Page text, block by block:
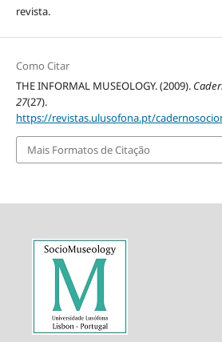
revista.
Como Citar
THE INFORMAL MUSEOLOGY. (2009).
27(27).
https://revistas.ulusofona.pt/
Mais Formatos de Citação